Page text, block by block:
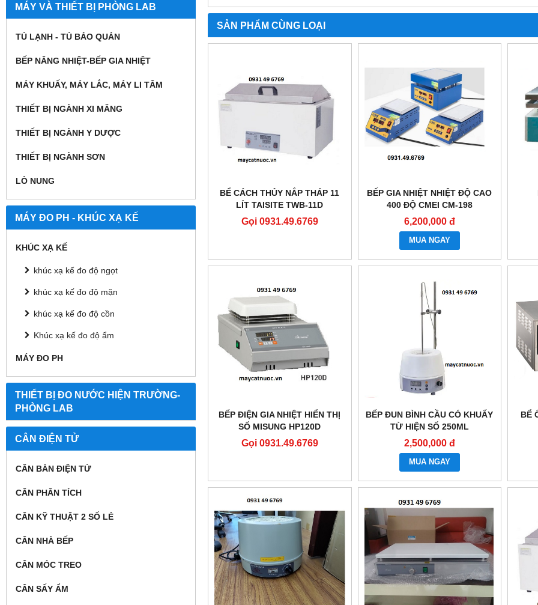
MÁY VÀ THIẾT BỊ PHÒNG LAB
TỦ LẠNH - TỦ BẢO QUẢN
BẾP NÂNG NHIỆT-BẾP GIA NHIỆT
MÁY KHUẤY, MÁY LẮC, MÁY LI TÂM
THIẾT BỊ NGÀNH XI MĂNG
THIẾT BỊ NGÀNH Y DƯỢC
THIẾT BỊ NGÀNH SƠN
LÒ NUNG
MÁY ĐO PH - KHÚC XẠ KẾ
KHÚC XẠ KẾ
khúc xạ kế đo độ ngọt
khúc xạ kế đo độ mặn
khúc xạ kế đo độ cồn
Khúc xạ kế đo độ ẩm
MÁY ĐO PH
THIẾT BỊ ĐO NƯỚC HIỆN TRƯỜNG-
PHÒNG LAB
CÂN ĐIỆN TỬ
CÂN BÀN ĐIỆN TỬ
CÂN PHÂN TÍCH
CÂN KỸ THUẬT 2 SỐ LẺ
CÂN NHÀ BẾP
CÂN MÓC TREO
CÂN SẤY ẨM
SẢN PHẨM CÙNG LOẠI
BỂ CÁCH THỦY NẮP THÁP 11
LÍT TAISITE TWB-11D
Gọi 0931.49.6769
BẾP GIA NHIỆT NHIỆT ĐỘ CAO
400 ĐỘ CMEI CM-198
6,200,000 đ
MUA NGAY
BẾP ĐIỆN GIA NHIỆT HIỂN THỊ
SỐ MISUNG HP120D
Gọi 0931.49.6769
BẾP ĐUN BÌNH CẦU CÓ KHUẤY
TỪ HIỆN SỐ 250ML
2,500,000 đ
MUA NGAY
BỂ